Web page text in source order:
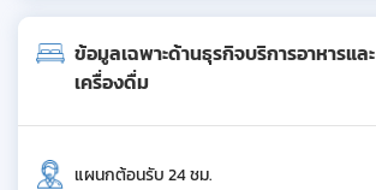
ข้อมูลเฉพาะด้านธุรกิจบริการอาหารและ
เครื่องดื่ม
แผนกต้อนรับ 24 ชม.